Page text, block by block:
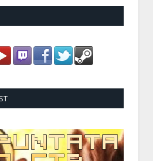
Audio
Player